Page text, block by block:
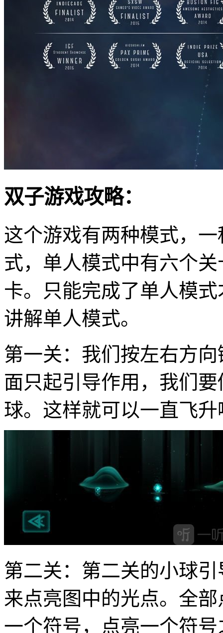
双子游戏攻略：
这个游戏有两种模式，
式，单人模式中有六个
卡。只能完成了单人模
讲解单人模式。
第一关：我们按左右方
面只起引导作用，我们
球。这样就可以一直飞升
第二关：第二关的小球
来点亮图中的光点。全
一个符号，点亮一个符